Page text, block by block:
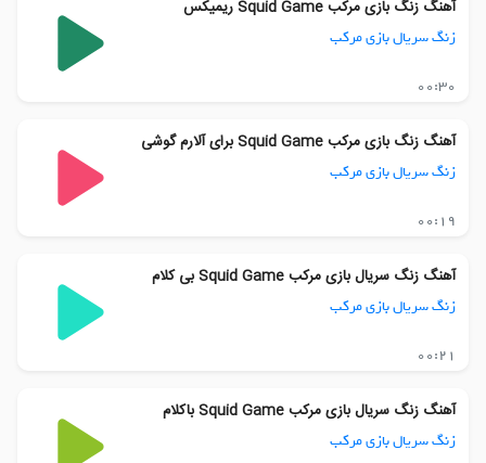
آهنگ زنگ بازی مرکب Squid Game ریمیکس
زنگ سریال بازی مرکب
00:30
آهنگ زنگ بازی مرکب Squid Game برای آلارم گوشی
زنگ سریال بازی مرکب
00:19
آهنگ زنگ سریال بازی مرکب Squid Game بی کلام
زنگ سریال بازی مرکب
00:21
آهنگ زنگ سریال بازی مرکب Squid Game باکلام
زنگ سریال بازی مرکب